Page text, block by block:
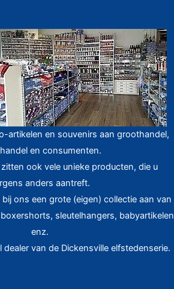
artikelen en souvenirs aan groothandel,
en consumenten.
ook vele unieke producten, die u
anders aantreft.
ons een grote (eigen) collectie aan van
sleutelhangers, babyartikelen
enz.
van de Dickensville elfstedenserie.